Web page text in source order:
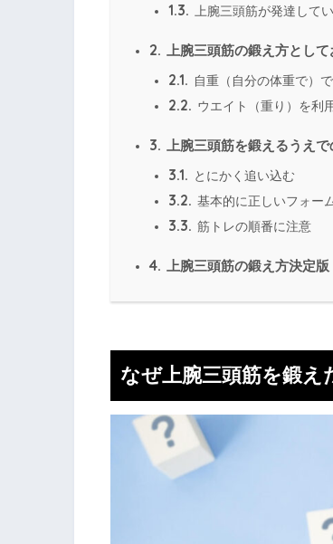
1.3. 上腕三頭筋が発達して
2. 上腕三頭筋の鍛え方とし
2.1. 自重（自分の体重で）
2.2. ウエイト（重り）を利
3. 上腕三頭筋を鍛えるうえで
3.1. とにかく追い込む
3.2. 基本的に正しいフォー
3.3. 筋トレの順番に注意
4. 上腕三頭筋の鍛え方決定
なぜ上腕三頭筋を鍛え